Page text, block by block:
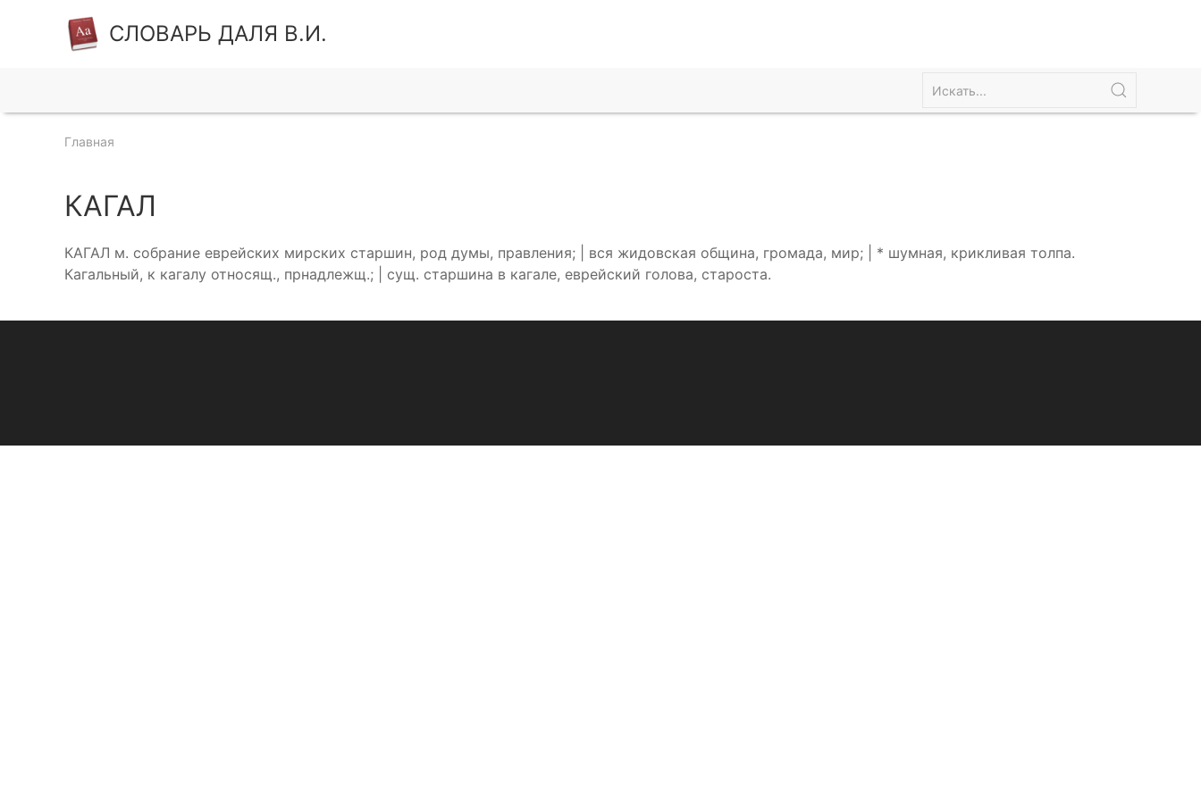
СЛОВАРЬ ДАЛЯ В.И.
Главная
КАГАЛ
КАГАЛ м. собрание еврейских мирских старшин, род думы, правления; | вся жидовская община, громада, мир; | * шумная, крикливая толпа.
Кагальный, к кагалу относящ., прнадлежщ.; | сущ. старшина в кагале, еврейский голова, староста.